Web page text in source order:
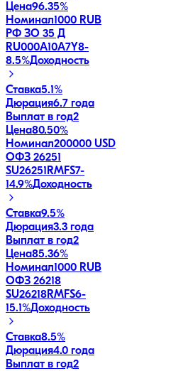
Цена96.35%
Номинал1000 RUB
РФ ЗО 35 Д
RU000A10A7Y8-
8.5%Доходность
Ставка5.1%
Дюрация6.7 года
Выплат в год2
Цена80.50%
Номинал200000 USD
ОФЗ 26251
SU26251RMFS7-
14.9%Доходность
Ставка9.5%
Дюрация3.3 года
Выплат в год2
Цена85.36%
Номинал1000 RUB
ОФЗ 26218
SU26218RMFS6-
15.1%Доходность
Ставка8.5%
Дюрация4.0 года
Выплат в год2